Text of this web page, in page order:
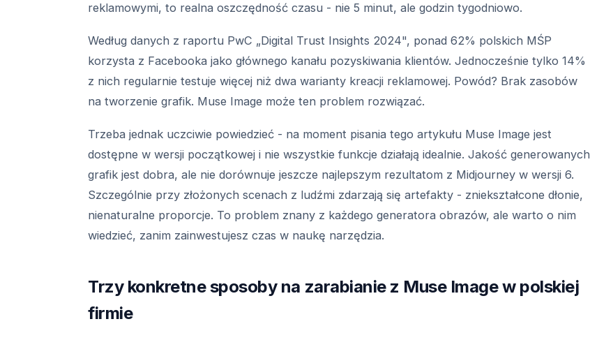
reklamowymi, to realna oszczędność czasu - nie 5 minut, ale godzin tygodniowo.
Według danych z raportu PwC „Digital Trust Insights 2024", ponad 62% polskich MŚP
korzysta z Facebooka jako głównego kanału pozyskiwania klientów. Jednocześnie tylko 14%
z nich regularnie testuje więcej niż dwa warianty kreacji reklamowej. Powód? Brak zasobów
na tworzenie grafik. Muse Image może ten problem rozwiązać.
Trzeba jednak uczciwie powiedzieć - na moment pisania tego artykułu Muse Image jest
dostępne w wersji początkowej i nie wszystkie funkcje działają idealnie. Jakość generowanych
grafik jest dobra, ale nie dorównuje jeszcze najlepszym rezultatom z Midjourney w wersji 6.
Szczególnie przy złożonych scenach z ludźmi zdarzają się artefakty - zniekształcone dłonie,
nienaturalne proporcje. To problem znany z każdego generatora obrazów, ale warto o nim
wiedzieć, zanim zainwestujesz czas w naukę narzędzia.
Trzy konkretne sposoby na zarabianie z Muse Image w polskiej
firmie